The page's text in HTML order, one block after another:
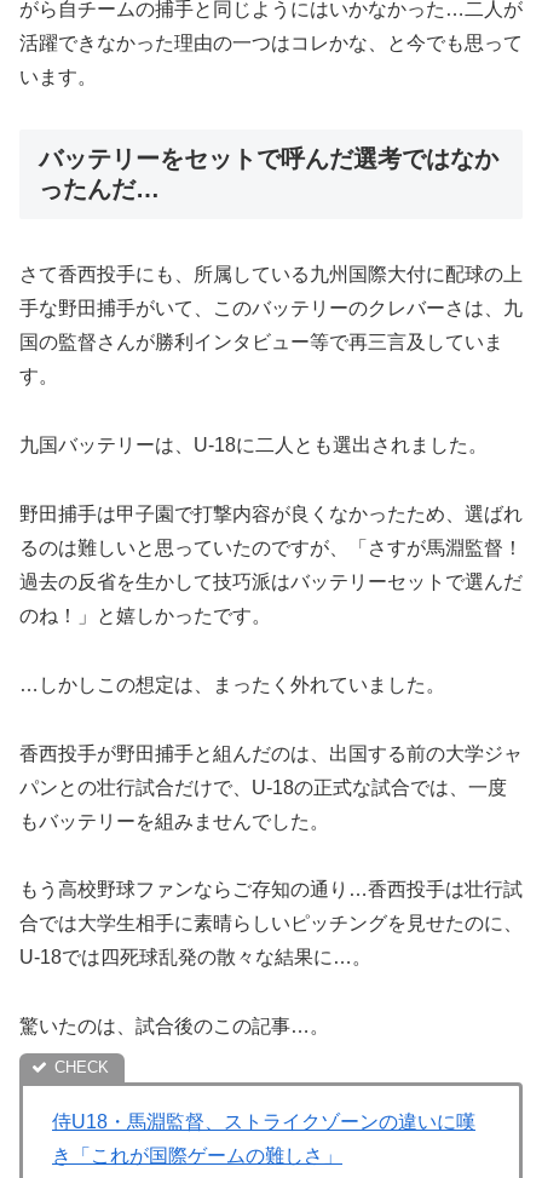
がら自チームの捕手と同じようにはいかなかった…二人が
活躍できなかった理由の一つはコレかな、と今でも思って
います。
バッテリーをセットで呼んだ選考ではなか
ったんだ…
さて香西投手にも、所属している九州国際大付に配球の上
手な野田捕手がいて、このバッテリーのクレバーさは、九
国の監督さんが勝利インタビュー等で再三言及していま
す。
九国バッテリーは、U-18に二人とも選出されました。
野田捕手は甲子園で打撃内容が良くなかったため、選ばれ
るのは難しいと思っていたのですが、「さすが馬淵監督！
過去の反省を生かして技巧派はバッテリーセットで選んだ
のね！」と嬉しかったです。
…しかしこの想定は、まったく外れていました。
香西投手が野田捕手と組んだのは、出国する前の大学ジャ
パンとの壮行試合だけで、U-18の正式な試合では、一度
もバッテリーを組みませんでした。
もう高校野球ファンならご存知の通り…香西投手は壮行試
合では大学生相手に素晴らしいピッチングを見せたのに、
U-18では四死球乱発の散々な結果に…。
驚いたのは、試合後のこの記事…。
侍U18・馬淵監督、ストライクゾーンの違いに嘆
き「これが国際ゲームの難しさ」